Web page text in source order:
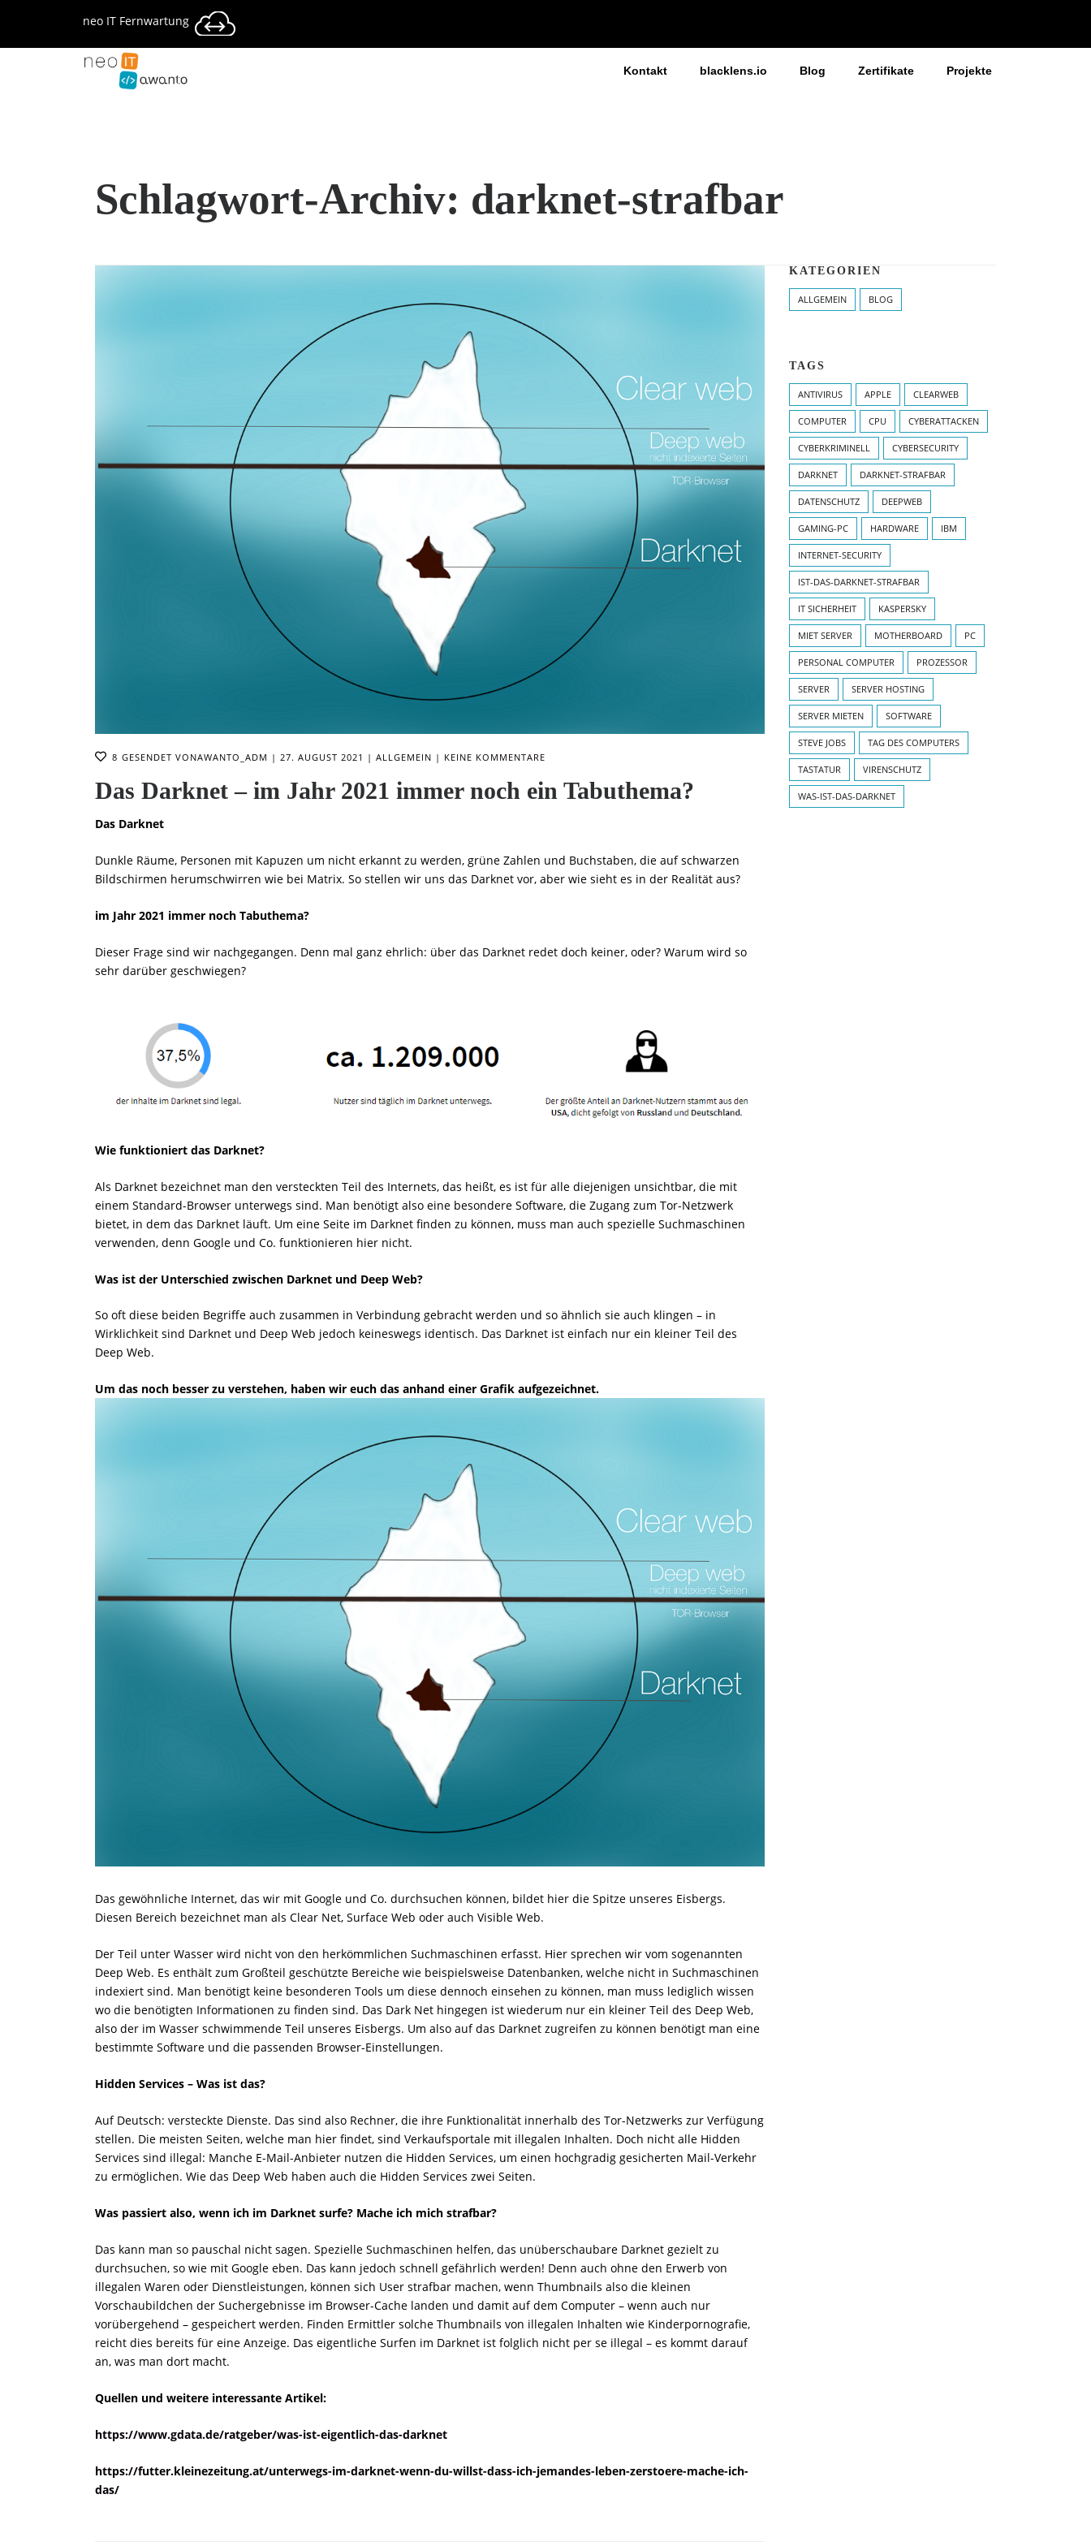
neo IT Fernwartung
Kontakt blacklens.io Blog Zertifikate Projekte
Schlagwort-Archiv: darknet-strafbar
8 GESENDET VONAWANTO_ADM 27. AUGUST 2021 ALLGEMEIN KEINE KOMMENTARE
Das Darknet – im Jahr 2021 immer noch ein Tabuthema?
Das Darknet
Dunkle Räume, Personen mit Kapuzen um nicht erkannt zu werden, grüne Zahlen und Buchstaben, die auf schwarzen
Bildschirmen herumschwirren wie bei Matrix. So stellen wir uns das Darknet vor, aber wie sieht es in der Realität aus?
im Jahr 2021 immer noch Tabuthema?
Dieser Frage sind wir nachgegangen. Denn mal ganz ehrlich: über das Darknet redet doch keiner, oder? Warum wird so
sehr darüber geschwiegen?
Wie funktioniert das Darknet?
Als Darknet bezeichnet man den versteckten Teil des Internets, das heißt, es ist für alle diejenigen unsichtbar, die mit
einem Standard-Browser unterwegs sind. Man benötigt also eine besondere Software, die Zugang zum Tor-Netzwerk
bietet, in dem das Darknet läuft. Um eine Seite im Darknet finden zu können, muss man auch spezielle Suchmaschinen
verwenden, denn Google und Co. funktionieren hier nicht.
Was ist der Unterschied zwischen Darknet und Deep Web?
So oft diese beiden Begriffe auch zusammen in Verbindung gebracht werden und so ähnlich sie auch klingen – in
Wirklichkeit sind Darknet und Deep Web jedoch keineswegs identisch. Das Darknet ist einfach nur ein kleiner Teil des
Deep Web.
Um das noch besser zu verstehen, haben wir euch das anhand einer Grafik aufgezeichnet.
Das gewöhnliche Internet, das wir mit Google und Co. durchsuchen können, bildet hier die Spitze unseres Eisbergs.
Diesen Bereich bezeichnet man als Clear Net, Surface Web oder auch Visible Web.
Der Teil unter Wasser wird nicht von den herkömmlichen Suchmaschinen erfasst. Hier sprechen wir vom sogenannten
Deep Web. Es enthält zum Großteil geschützte Bereiche wie beispielsweise Datenbanken, welche nicht in Suchmaschinen
indexiert sind. Man benötigt keine besonderen Tools um diese dennoch einsehen zu können, man muss lediglich wissen
wo die benötigten Informationen zu finden sind. Das Dark Net hingegen ist wiederum nur ein kleiner Teil des Deep Web,
also der im Wasser schwimmende Teil unseres Eisbergs. Um also auf das Darknet zugreifen zu können benötigt man eine
bestimmte Software und die passenden Browser-Einstellungen.
Hidden Services – Was ist das?
Auf Deutsch: versteckte Dienste. Das sind also Rechner, die ihre Funktionalität innerhalb des Tor-Netzwerks zur Verfügung
stellen. Die meisten Seiten, welche man hier findet, sind Verkaufsportale mit illegalen Inhalten. Doch nicht alle Hidden
Services sind illegal: Manche E-Mail-Anbieter nutzen die Hidden Services, um einen hochgradig gesicherten Mail-Verkehr
zu ermöglichen. Wie das Deep Web haben auch die Hidden Services zwei Seiten.
Was passiert also, wenn ich im Darknet surfe? Mache ich mich strafbar?
Das kann man so pauschal nicht sagen. Spezielle Suchmaschinen helfen, das unüberschaubare Darknet gezielt zu
durchsuchen, so wie mit Google eben. Das kann jedoch schnell gefährlich werden! Denn auch ohne den Erwerb von
illegalen Waren oder Dienstleistungen, können sich User strafbar machen, wenn Thumbnails also die kleinen
Vorschaubildchen der Suchergebnisse im Browser-Cache landen und damit auf dem Computer – wenn auch nur
vorübergehend – gespeichert werden. Finden Ermittler solche Thumbnails von illegalen Inhalten wie Kinderpornografie,
reicht dies bereits für eine Anzeige. Das eigentliche Surfen im Darknet ist folglich nicht per se illegal – es kommt darauf
an, was man dort macht.
Quellen und weitere interessante Artikel:
https://www.gdata.de/ratgeber/was-ist-eigentlich-das-darknet
https://futter.kleinezeitung.at/unterwegs-im-darknet-wenn-du-willst-dass-ich-jemandes-leben-zerstoere-mache-ich-
das/
KATEGORIEN
ALLGEMEIN BLOG
TAGS
ANTIVIRUS APPLE CLEARWEB
COMPUTER CPU CYBERATTACKEN
CYBERKRIMINELL CYBERSECURITY
DARKNET DARKNET-STRAFBAR
DATENSCHUTZ DEEPWEB
GAMING-PC HARDWARE IBM
INTERNET-SECURITY
IST-DAS-DARKNET-STRAFBAR
IT SICHERHEIT KASPERSKY
MIET SERVER MOTHERBOARD PC
PERSONAL COMPUTER PROZESSOR
SERVER SERVER HOSTING
SERVER MIETEN SOFTWARE
STEVE JOBS TAG DES COMPUTERS
TASTATUR VIRENSCHUTZ
WAS-IST-DAS-DARKNET